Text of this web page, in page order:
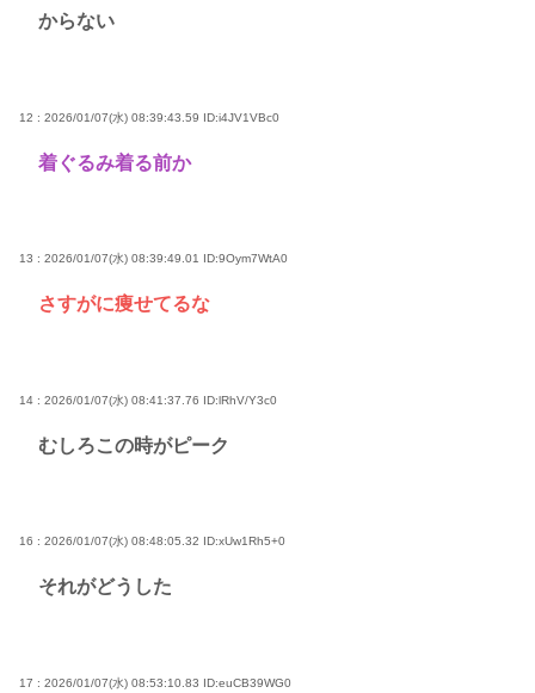
からない
12 : 2026/01/07(水) 08:39:43.59 ID:i4JV1VBc0
着ぐるみ着る前か
13 : 2026/01/07(水) 08:39:49.01 ID:9Oym7WtA0
さすがに痩せてるな
14 : 2026/01/07(水) 08:41:37.76 ID:lRhV/Y3c0
むしろこの時がピーク
16 : 2026/01/07(水) 08:48:05.32 ID:xUw1Rh5+0
それがどうした
17 : 2026/01/07(水) 08:53:10.83 ID:euCB39WG0